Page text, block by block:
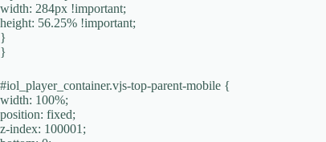
width: 284px !important;
height: 56.25% !important;
}
}
#iol_player_container.vjs-top-parent-mobile {
width: 100%;
position: fixed;
z-index: 100001;